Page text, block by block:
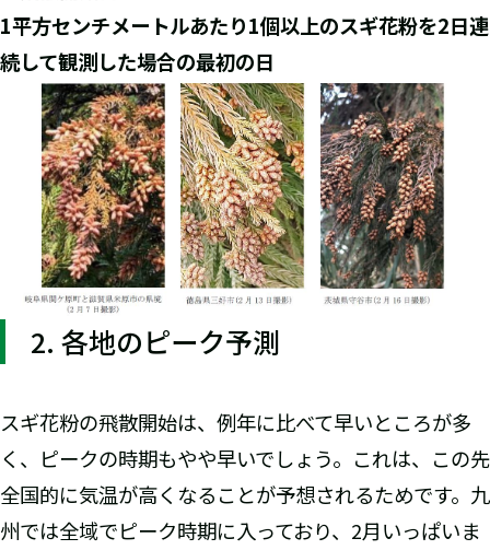
1平方センチメートルあたり1個以上のスギ花粉を2日連
続して観測した場合の最初の日
2. 各地のピーク予測
スギ花粉の飛散開始は、例年に比べて早いところが多
く、ピークの時期もやや早いでしょう。これは、この先
全国的に気温が高くなることが予想されるためです。九
州では全域でピーク時期に入っており、2月いっぱいま